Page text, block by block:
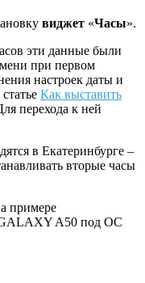
виджет «Часы».
эти данные были
при первом
настроек даты и
Как выставить
перехода к ней
в Екатеринбурге –
вторые часы
примере
A50 под ОС